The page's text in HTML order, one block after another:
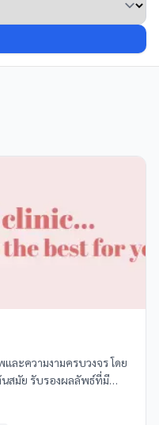
ละความงามครบวงจร โดย
สมัย รับรองผลลัพธ์ที่มี